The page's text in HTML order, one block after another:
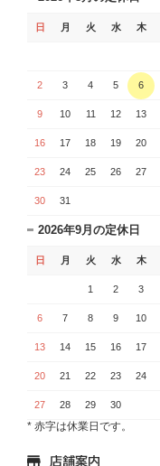
日 月 火 水 木
2 3 4 5 6
9 10 11 12 13
16 17 18 19 20
23 24 25 26 27
30 31
2026年9月の定休日
日 月 火 水 木
1 2 3
6 7 8 9 10
13 14 15 16 17
20 21 22 23 24
27 28 29 30
* 赤字は休業日です。